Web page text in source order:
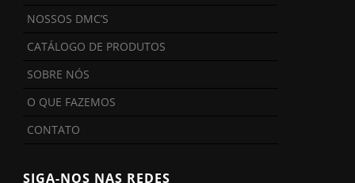
NOSSOS DMC’S
CATÁLOGO DE PRODUTOS
SOBRE NÓS
O QUE FAZEMOS
CONTATO
SIGA-NOS NAS REDES